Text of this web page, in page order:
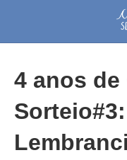
4 anos de